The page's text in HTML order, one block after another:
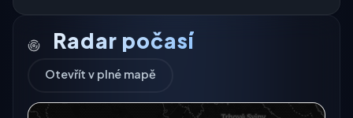
Radar počasí
Otevřít v plné mapě